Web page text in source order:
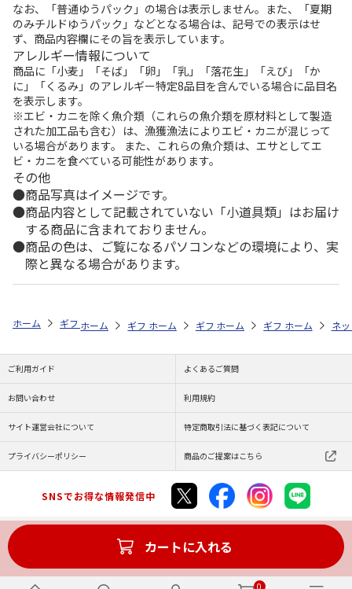
0
なお、「普通ゆうパック」の場合は表示しません。また、「夏期
のみチルドゆうパック」などとなる場合は、記号での表示はせ
ず、商品内容欄にその旨を表示しています。
アレルギー情報について
商品に「小麦」「そば」「卵」「乳」「落花生」「えび」「か
に」「くるみ」のアレルギー特定8品目を含んでいる場合に品目名
を表示します。
※エビ・カニを除く魚介類（これらの魚介類を原材料として製造
された加工品も含む）は、漁獲漁法によりエビ・カニが混じって
いる場合があります。 また、これらの魚介類は、エサとしてエ
ビ・カニを食べている可能性があります。
その他
商品写真はイメージです。
商品内容として記載されていない「小道具類」はお届け
する商品に含まれておりません。
商品の色は、ご覧になるパソコンなどの環境により、実
際と異なる場合があります。
カートに入れる
ホーム ギフト通販 内祝い・お返し 結婚内祝い スターバックス
ホーム ギフト通販 内祝い・お返し 結婚内祝い
ホーム ギフト通販 内祝い・お返し
ホーム ギフト通販 内
ホーム ネ
ご利用ガイド よくあるご質問
お問い合わせ 利用規約
サイト運営会社について 特定商取引法に基づく表記について
プライバシーポリシー 商品のご提案はこちら
SNSでお得な情報発信中
Copyright (C) JAPAN POST Co.,Ltd. All Rights Reserved.